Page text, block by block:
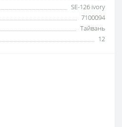
SE-126 ivory
7100094
Тайвань
12